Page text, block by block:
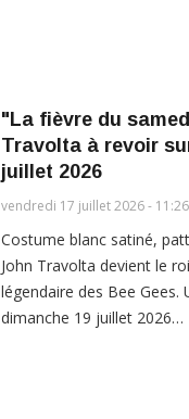
"La fièvre du
Travolta à revoir
juillet 2026
vendredi 17 juillet 2026 - 11:26
Costume blanc satiné,
John Travolta devient le
légendaire des Bee Gees.
dimanche 19 juillet 2026…